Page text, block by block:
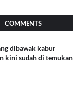
COMMENTS
dibawak kabur
kini sudah di temukan